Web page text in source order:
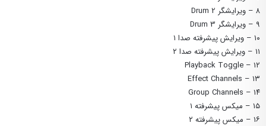
۸ – ویرایشگر Drum 2
۹ – ویرایشگر Drum 3
۱۰ – ویرایش پیشرفته صدا ۱
۱۱ – ویرایش پیشرفته صدا ۲
۱۲ – Playback Toggle
۱۳ – Effect Channels
۱۴ – Group Channels
۱۵ – میکس پیشرفته ۱
۱۶ – میکس پیشرفته ۲